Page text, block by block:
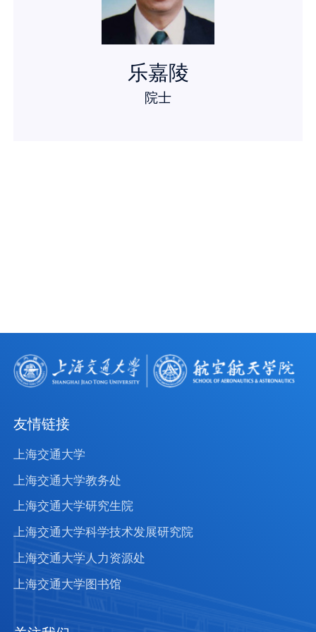
乐嘉陵
院士
友情链接
上海交通大学
上海交通大学教务处
上海交通大学研究生院
上海交通大学科学技术发展研究院
上海交通大学人力资源处
上海交通大学图书馆